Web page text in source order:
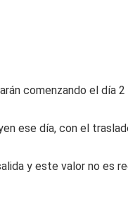
comenzando el día
ese día, con el
y este valor no es